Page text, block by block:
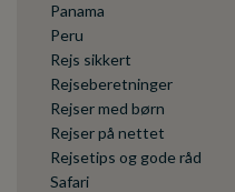
Panama
Peru
Rejs sikkert
Rejseberetninger
Rejser med børn
Rejser på nettet
Rejsetips og gode råd
Safari